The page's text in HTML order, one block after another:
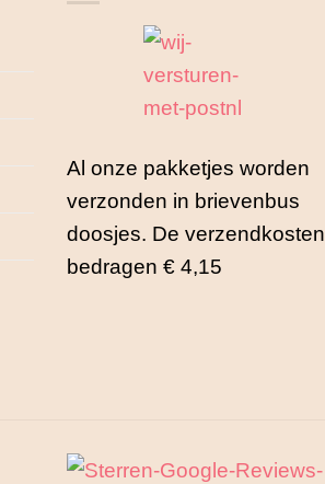
Al onze pakketjes worden
verzonden in brievenbus
doosjes. De verzendkosten
bedragen € 4,15